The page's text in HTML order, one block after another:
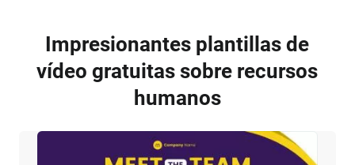
Impresionantes plantillas de
vídeo gratuitas sobre recursos
humanos